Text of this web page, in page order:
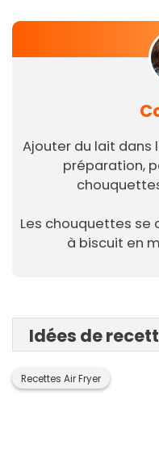
Ajouter du lait dans
préparation,
Les chouquettes se
à biscuit en
Idées de
Recettes Air Fryer